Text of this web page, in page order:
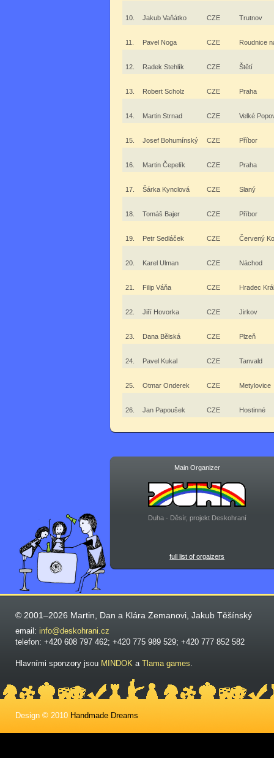
10. Jakub Vaňátko CZE Trutnov
11. Pavel Noga CZE Roudnice
12. Radek Stehlík CZE Štětí
13. Robert Scholz CZE Praha
14. Martin Strnad CZE Velké
15. Josef Bohumínský CZE Příbor
16. Martin Čepelík CZE Praha
17. Šárka Kynclová CZE Slaný
18. Tomáš Bajer CZE Příbor
19. Petr Sedláček CZE Červený
20. Karel Ulman CZE Náchod
21. Filip Váňa CZE Hradec
22. Jiří Hovorka CZE Jirkov
23. Dana Bělská CZE Plzeň
24. Pavel Kukal CZE Tanvald
25. Otmar Onderek CZE Metylovice
26. Jan Papoušek CZE Hostinné
Main Organizer
Duha - Děsír, projekt Deskohraní
full list of orgaizers
© 2001–2026 Martin, Dan a Klára Zemanovi, Jakub Těšínský
email: info@deskohrani.cz
telefon: +420 608 797 462; +420 775 989 529; +420 777 852 582
Hlavními sponzory jsou MINDOK a Tlama games.
Design © 2010 Handmade Dreams